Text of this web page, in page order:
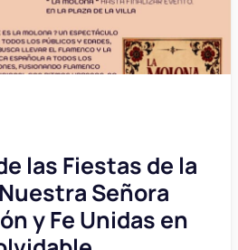
las Fiestas de la
Señora
y Fe Unidas en